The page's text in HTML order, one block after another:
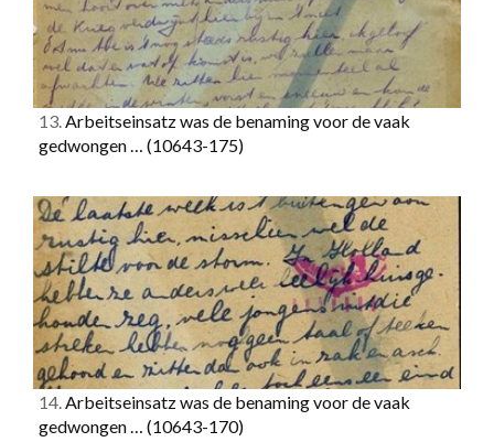
13.Arbeitseinsatz was de benaming voor de vaak
gedwongen … (10643-175)
14.Arbeitseinsatz was de benaming voor de vaak
gedwongen … (10643-170)